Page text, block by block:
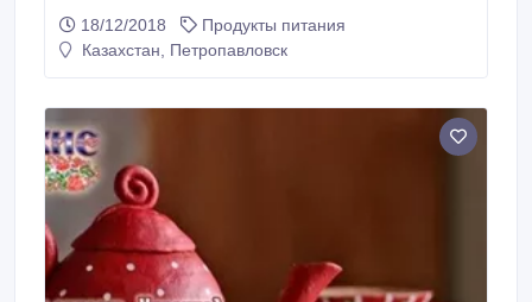
натуральный! Клубни целые, сухие, здоровые,
неувядшие, непроросшие. Сетка 40, 50кг. Цену с
18/12/2018
Продукты питания
Казахстан, Петропавловск